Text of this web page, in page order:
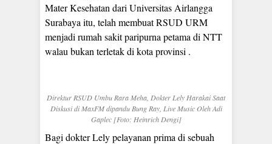
Mater Kesehatan dari Universitas Airlangga
Surabaya itu, telah membuat RSUD URM
menjadi rumah sakit paripurna petama di NTT
walau bukan terletak di kota provinsi .
Direktur RSUD Umbu Rara Meha, Dokter Lely Harakai Saat
Diskusi di MaxFM dipandu Bung Ray, Live Music Oleh Adi
Gaplec [Foto: Heinrich Dengi]
Bagi dokter Lely pelayanan prima di sebuah